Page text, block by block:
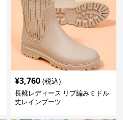
¥3,760 (税込)
長靴レディース リブ編みミドル
丈レインブーツ